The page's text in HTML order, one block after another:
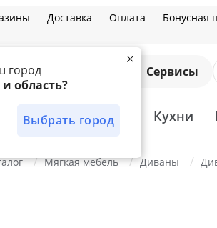
город
область?
Выбрать город
Доставка Оплата Бонусная
Сервисы
Лучшее решение Кухни
Мягкая мебель Диваны